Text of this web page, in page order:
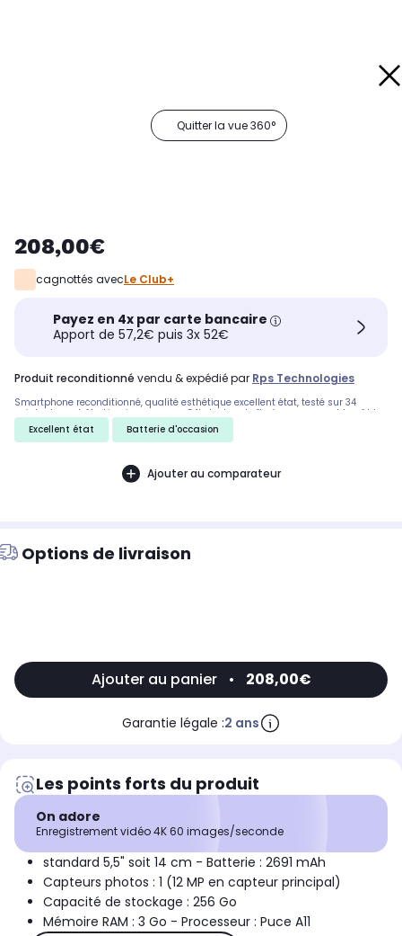
Quitter la vue 360°
208,00€
cagnottés avecLe Club+
Payez en 4x par carte bancaire
Apport de 57,2€ puis 3x 52€
produit reconditionné vendu & expédié par Rps Technologies
Smartphone reconditionné, qualité esthétique excellent état, testé sur 34
points de contrôle. Livraison express 24h. Inclus : boîte éco-responsable, câble
d'alimentation et extracteur SIM.
Excellent état Batterie d'occasion
Ajouter au comparateur
Options de livraison
Ajouter au panier • 208,00€
Garantie légale :2 ans
Les points forts du produit
On adore
Enregistrement vidéo 4K 60 images/seconde
standard 5,5" soit 14 cm - Batterie : 2691 mAh
Capteurs photos : 1 (12 MP en capteur principal)
Capacité de stockage : 256 Go
Mémoire RAM : 3 Go - Processeur : Puce A11